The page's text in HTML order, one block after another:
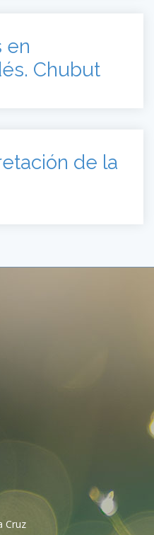
de Indalecio Gomez.
Andrés Guacurarí